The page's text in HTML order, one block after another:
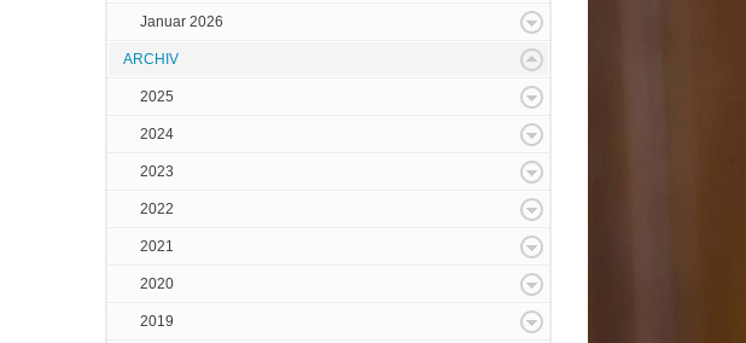
Januar 2026
ARCHIV
2025
2024
2023
2022
2021
2020
2019